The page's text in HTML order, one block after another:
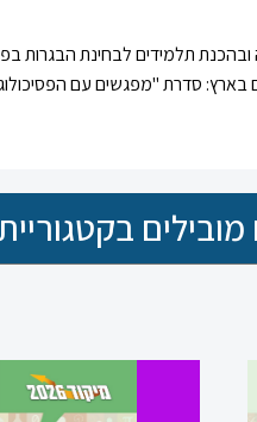
ובהכנת תלמידים לבחינת הבגרות
בארץ: סדרת "מפגשים עם